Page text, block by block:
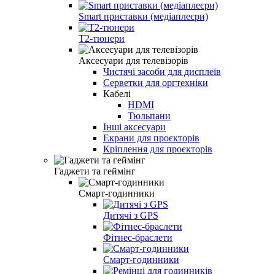
Smart приставки (медіаплеєри)
Т2-тюнери
Аксесуари для телевізорів
Чистячі засоби для дисплеїв
Серветки для оргтехніки
Кабелі
HDMI
Тюльпани
Інші аксесуари
Екрани для проєкторів
Кріплення для проєкторів
Гаджети та геймінг
Смарт-годинники
Дитячі з GPS
Фітнес-браслети
Смарт-годинники